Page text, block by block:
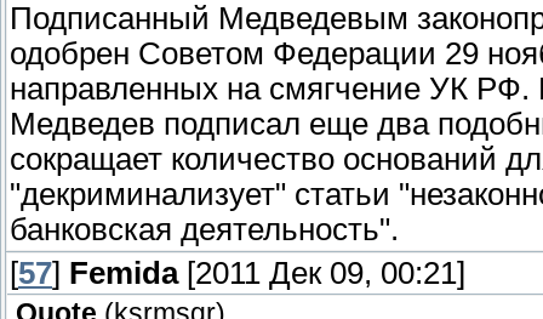
Подписанный Медведевым
одобрен Советом Федерации 29
направленных на смягчение УК РФ.
Медведев подписал еще два
сокращает количество оснований
"декриминализует" статьи
банковская деятельность".
[57] Femida[2011 Дек 09, 00:21]